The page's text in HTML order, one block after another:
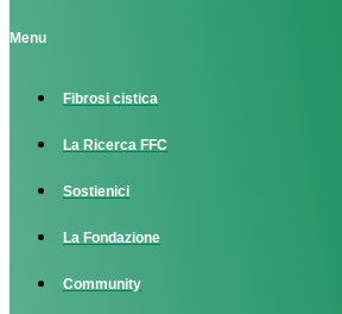
Menu
Fibrosi cistica
La Ricerca FFC
Sostienici
La Fondazione
Community